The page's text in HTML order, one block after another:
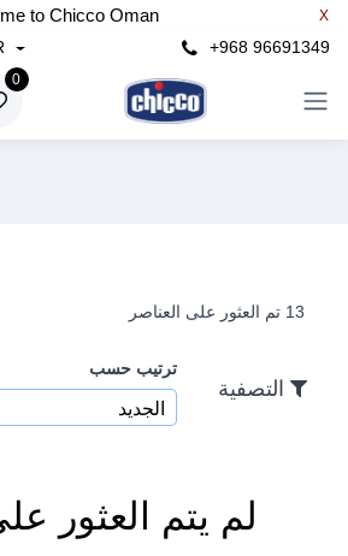
to Chicco Oman X
+968 96691349
0
×
بحث
13 تم العثور على العناصر
ترتيب حسب
لم يتم العثور